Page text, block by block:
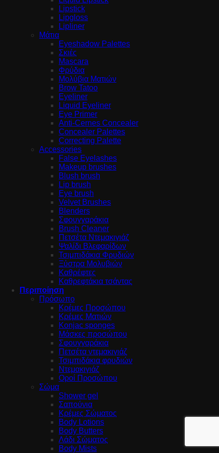
Lipstick
Lipgloss
Lipliner
Μάτια
Eyeshadow Palettes
Σκιές
Mascara
Φρύδια
Μολύβια Ματιών
Brow Tatoo
Eyeliner
Liquid Eyeliner
Eye Primer
Anti-Cernes Concealer
Concealer Palettes
Correcting Palette
Accessories
False Eyelashes
Makeup brushes
Blush brush
Lip brush
Eye brush
Velvet Brushes
Blenders
Σφουγγαράκια
Brush Cleaner
Πετσέτα Ντεμακιγιάζ
Ψαλίδι Βλεφαρίδων
Τσιμπιδάκια Φρυδιών
Ξύστρα Μολυβιών
Καθρέφτες
Καθρεφτάκια τσάντας
Περιποίηση
Πρόσωπο
Κρέμες Προσώπου
Κρέμες Ματιών
Konjac sponges
Μάσκες προσώπου
Σφουγγαράκια
Πετσέτα ντεμακιγιάζ
Τσιμπιδάκια φρυδιών
Ντεμακιγιάζ
Οροί Προσώπου
Σώμα
Shower gel
Σαπούνια
Κρέμες Σώματος
Body Lotions
Body Butters
Λάδι Σώματος
Body Mists